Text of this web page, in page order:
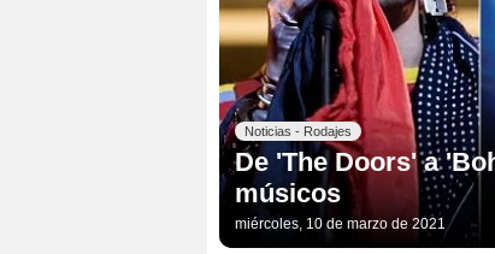
Noticias - Rodajes
De 'The Doors' a
músicos
miércoles, 10 de marzo de 2021